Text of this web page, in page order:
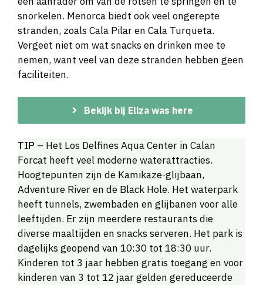
snorkelen. Menorca biedt ook veel ongerepte
stranden, zoals Cala Pilar en Cala Turqueta.
Vergeet niet om wat snacks en drinken mee te
nemen, want veel van deze stranden hebben geen
faciliteiten.
Bekijk bij Eliza was here
TIP – Het Los Delfines Aqua Center in Calan
Forcat heeft veel moderne waterattracties.
Hoogtepunten zijn de Kamikaze-glijbaan,
Adventure River en de Black Hole. Het waterpark
heeft tunnels, zwembaden en glijbanen voor alle
leeftijden. Er zijn meerdere restaurants die
diverse maaltijden en snacks serveren. Het park is
dagelijks geopend van 10:30 tot 18:30 uur.
Kinderen tot 3 jaar hebben gratis toegang en voor
kinderen van 3 tot 12 jaar gelden gereduceerde